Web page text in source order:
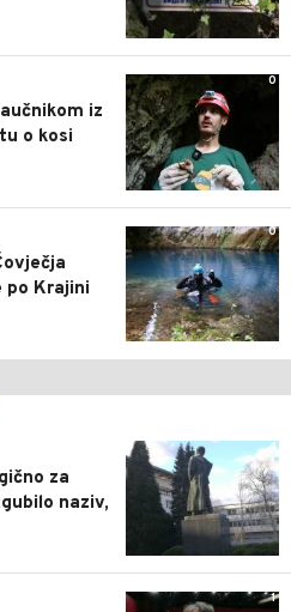
0
iz
o kosi
0
po Krajini
4
za
naziv,
1